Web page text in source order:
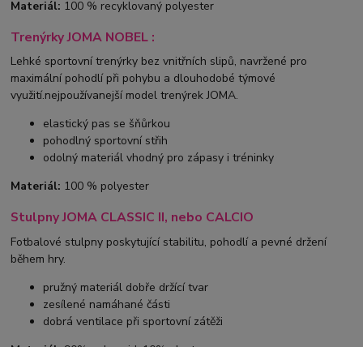
Materiál: 100 % recyklovaný polyester
Trenýrky JOMA NOBEL :
Lehké sportovní trenýrky bez vnitřních slipů, navržené pro
maximální pohodlí při pohybu a dlouhodobé týmové
využití.nejpoužívanejší model trenýrek JOMA.
elastický pas se šňůrkou
pohodlný sportovní střih
odolný materiál vhodný pro zápasy i tréninky
Materiál: 100 % polyester
Stulpny JOMA CLASSIC II, nebo CALCIO
Fotbalové stulpny poskytující stabilitu, pohodlí a pevné držení
během hry.
pružný materiál dobře držící tvar
zesílené namáhané části
dobrá ventilace při sportovní zátěži